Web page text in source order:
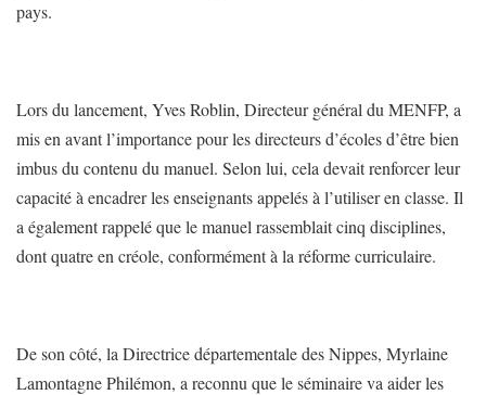
pays.
Lors du lancement, Yves Roblin, Directeur général du MENFP, a
mis en avant l’importance pour les directeurs d’écoles d’être bien
imbus du contenu du manuel. Selon lui, cela devait renforcer leur
capacité à encadrer les enseignants appelés à l’utiliser en classe. Il
a également rappelé que le manuel rassemblait cinq disciplines,
dont quatre en créole, conformément à la réforme curriculaire.
De son côté, la Directrice départementale des Nippes, Myrlaine
Lamontagne Philémon, a reconnu que le séminaire va aider les